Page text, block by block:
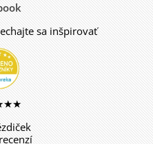
sa inšpirovať